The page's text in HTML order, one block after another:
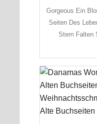
Gorgeous Ein
Seiten Des
Stern Falten